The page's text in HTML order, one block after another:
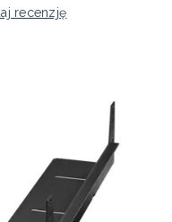
recenzję